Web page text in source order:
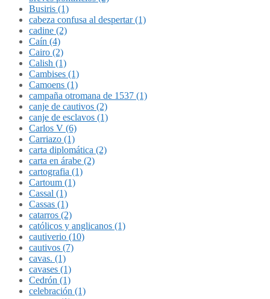
Busiris (1)
cabeza confusa al despertar (1)
cadine (2)
Caín (4)
Cairo (2)
Calish (1)
Cambises (1)
Camoens (1)
campaña otromana de 1537 (1)
canje de cautivos (2)
canje de esclavos (1)
Carlos V (6)
Carriazo (1)
carta diplomática (2)
carta en árabe (2)
cartografia (1)
Cartoum (1)
Cassal (1)
Cassas (1)
catarros (2)
católicos y anglicanos (1)
cautiverio (10)
cautivos (7)
cavas. (1)
cavases (1)
Cedrón (1)
celebración (1)